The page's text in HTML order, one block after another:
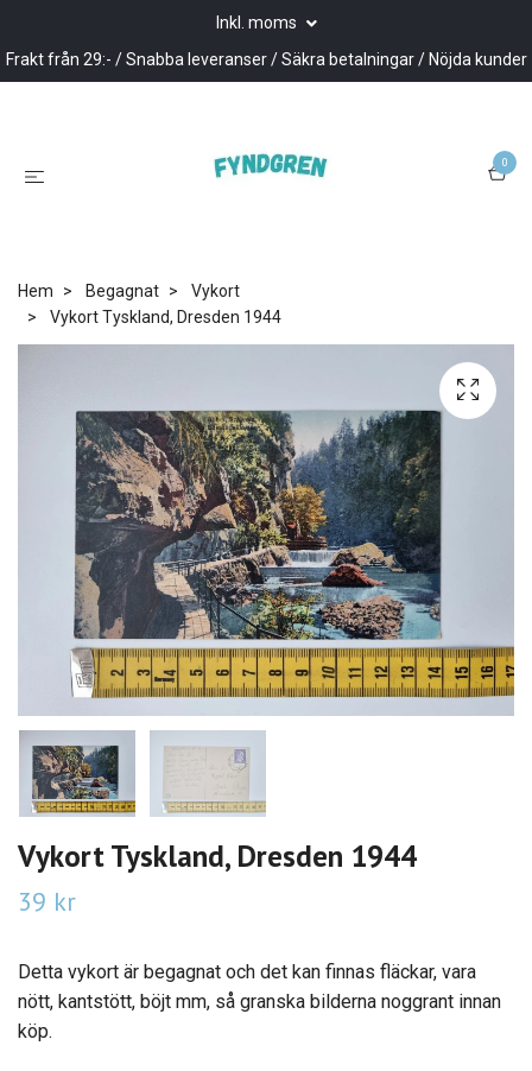
Inkl. moms
Frakt från 29:- / Snabba leveranser / Säkra betalningar / Nöjda kunder
0
Hem Begagnat
Vykort
Vykort Tyskland, Dresden 1944
Vykort Tyskland, Dresden 1944
39 kr
Detta vykort är begagnat och det kan finnas fläckar, vara
nött, kantstött, böjt mm, så granska bilderna noggrant innan
köp.